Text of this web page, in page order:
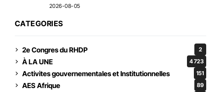
2026-08-05
CATEGORIES
2e Congres du RHDP 2
À LA UNE 4 723
Activites gouvernementales et Institutionnelles 151
AES Afrique 89